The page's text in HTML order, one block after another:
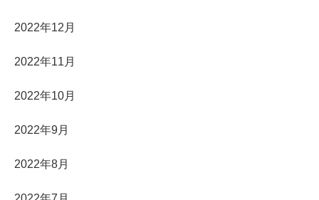
2022年12月
2022年11月
2022年10月
2022年9月
2022年8月